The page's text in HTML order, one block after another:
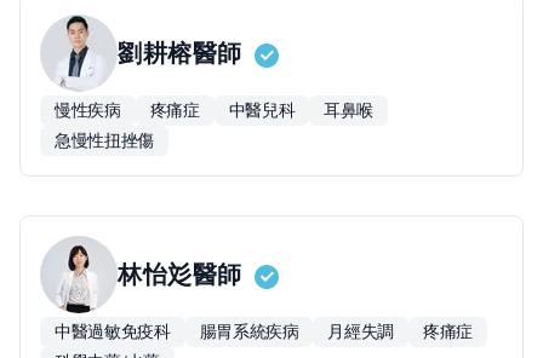
劉耕榕醫師
慢性疾病 疼痛症 中醫兒科
耳鼻喉
急慢性扭挫傷
林怡彣醫師
中醫過敏免疫科 腸胃系統疾病 月經失調
疼痛症